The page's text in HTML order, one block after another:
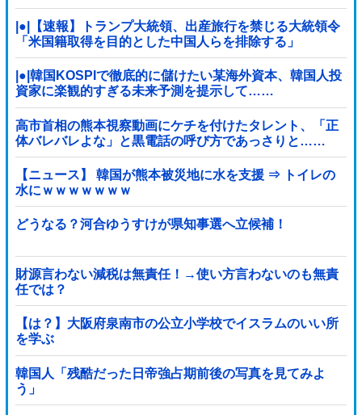
|●|【速報】トランプ大統領、出産旅行を禁じる大統領令
「米国籍取得を目的とした中国人らを排除する」
|●|韓国KOSPIで徹底的に儲けたい某海外資本、韓国人投
資家に楽観的すぎる未来予測を提示して……
高市首相の熊本視察動画にケチを付けたタレント、「正
体バレバレよな」と黒電話の呼び方であっさりと……
【ニュース】 韓国が熊本被災地に水を支援 ⇒ トイレの
水にｗｗｗｗｗｗｗ
どうなる？河合ゆうすけが県知事選へ立候補！
財源言わない減税は無責任！→使い方言わないのも無責
任では？
【は？】大阪府泉南市の公立小学校でイスラムのいい所
を学ぶ
韓国人「残酷だった日帝強占期前後の写真を見てみよ
う」